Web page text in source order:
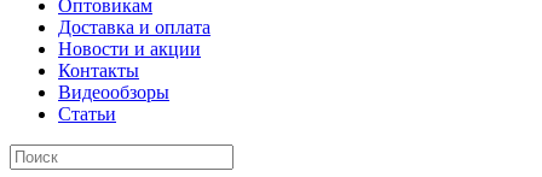
Оптовикам
Доставка и оплата
Новости и акции
Контакты
Видеообзоры
Статьи